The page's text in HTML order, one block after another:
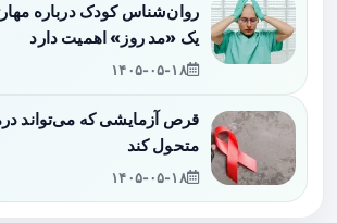
روان‌شناس کودک درباره
یک «مد روز» اهمیت دارد
۱۴۰۵-۰۵-۱۸
متحول کند
۱۴۰۵-۰۵-۱۸